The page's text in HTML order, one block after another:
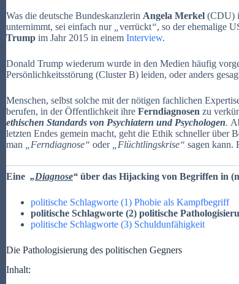
Was die deutsche Bundeskanzlerin Angela Merkel (CDU)
unternimmt, sei einfach nur
verrückt“, so der ehemalige
Trump im Jahr 2015 in einem Interview.
Donald Trump wiederum wurde in den Medien häufig
Persönlichkeitsstörung (Cluster B) leiden, oder anders
Menschen, selbst solche mit der nötigen fachlichen
berufen, in der Öffentlichkeit ihre Ferndiagnosen zu
ethischen Standards von Psychiatern und Psychologen.
letzten Endes gemein macht, geht die Ethik schneller über
man
„Ferndiagnose“ oder „Flüchtlingskrise“ sagen kann.
Eine „Diagnose“ über das Hijacking von Begriffen in
politische Schlagworte (1) Phobie als Kampfbegriff
politische Schlagworte (2) politische
politische Schlagworte (3) Schuldunfähigkeit
Die Pathologisierung des politischen Gegners
Inhalt: